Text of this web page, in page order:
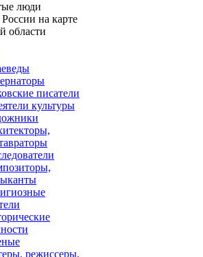
люди
на карте
области
писатели
культуры
режиссеры,